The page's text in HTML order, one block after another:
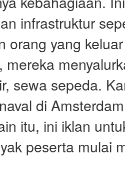
infrastruktur
orang yang
mereka
sewa sepeda.
di
itu, ini iklan
peserta mulai